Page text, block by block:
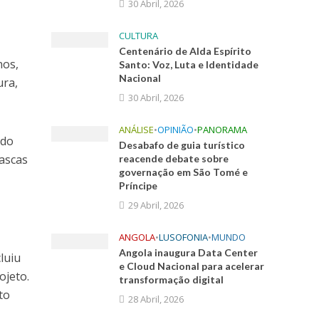
30 Abril, 2026
CULTURA
Centenário de Alda Espírito
Santo: Voz, Luta e Identidade
Nacional
30 Abril, 2026
ANÁLISE•OPINIÃO•PANORAMA
Desabafo de guia turístico
reacende debate sobre
governação em São Tomé e
Príncipe
29 Abril, 2026
ANGOLA•LUSOFONIA•MUNDO
Angola inaugura Data Center
e Cloud Nacional para acelerar
transformação digital
28 Abril, 2026